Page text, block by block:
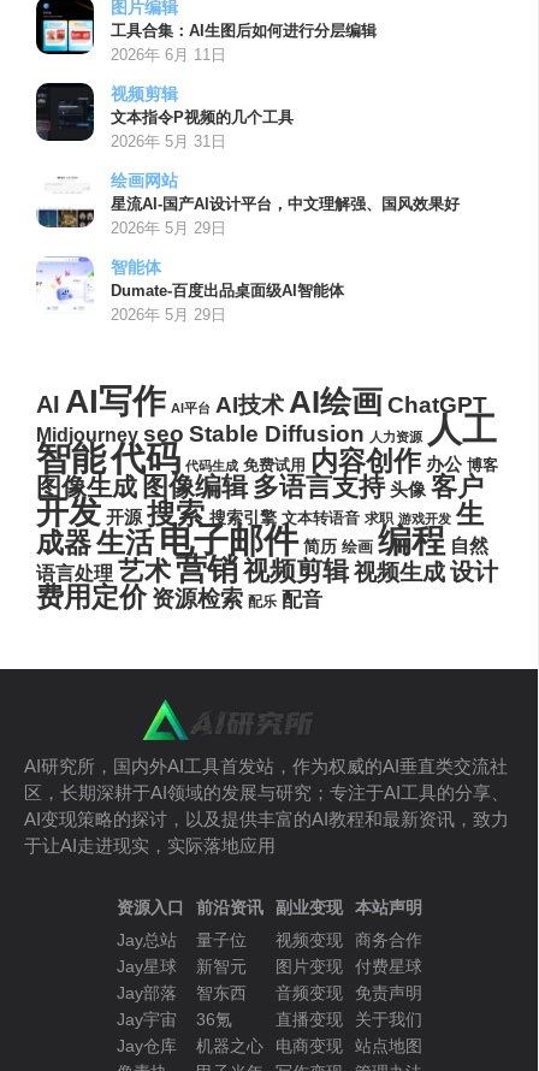
图片编辑
工具合集：AI生图后如何进行分层编辑
2026年 6月 11日
视频剪辑
文本指令P视频的几个工具
2026年 5月 31日
绘画网站
星流AI-国产AI设计平台，中文理解强、国风效果好
2026年 5月 29日
智能体
Dumate-百度出品桌面级AI智能体
2026年 5月 29日
AI AI写作 AI平台 AI技术AI绘画ChatGPT
Midjourney seo Stable Diffusion 人力资源 人工
智能代码 代码生成 免费试用 内容创作 办公 博客
图像生成 图像编辑 多语言支持 头像 客户
开发 开源 搜索 搜索引擎 文本转语音 求职 游戏开发 生
成器生活电子邮件 简历 绘画 编程 自然
语言处理 艺术营销视频剪辑视频生成设计
费用定价 资源检索 配乐 配音
AI研究所，国内外AI工具首发站，作为权威的AI垂直类交流社
区，长期深耕于AI领域的发展与研究；专注于AI工具的分享、
AI变现策略的探讨，以及提供丰富的AI教程和最新资讯，致力
于让AI走进现实，实际落地应用
资源入口
Jay总站
Jay星球
Jay部落
Jay宇宙
Jay仓库
前沿资讯
量子位
新智元
智东西
36氪
机器之心
副业变现
视频变现
图片变现
音频变现
直播变现
电商变现
本站声明
商务合作
付费星球
免责声明
关于我们
站点地图